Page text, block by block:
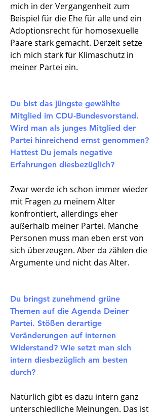
mich in der Vergangenheit zum
Beispiel für die Ehe für alle und ein
Adoptionsrecht für homosexuelle
Paare stark gemacht. Derzeit setze
ich mich stark für Klimaschutz in
meiner Partei ein.
Du bist das jüngste gewählte
Mitglied im CDU-Bundesvorstand.
Wird man als junges Mitglied der
Partei hinreichend ernst genommen?
Hattest Du jemals negative
Erfahrungen diesbezüglich?
Zwar werde ich schon immer wieder
mit Fragen zu meinem Alter
konfrontiert, allerdings eher
außerhalb meiner Partei. Manche
Personen muss man eben erst von
sich überzeugen. Aber da zählen die
Argumente und nicht das Alter.
Du bringst zunehmend grüne
Themen auf die Agenda Deiner
Partei. Stößen derartige
Veränderungen auf internen
Widerstand? Wie setzt man sich
intern diesbezüglich am besten
durch?​
Natürlich gibt es dazu intern ganz
unterschiedliche Meinungen. Das ist